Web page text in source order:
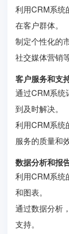
利用CRM系统
在客户群体。
制定个性化的
社交媒体营销
客户服务和支
通过CRM系统
到及时解决。
利用CRM系统
服务的质量和
数据分析和报
利用CRM系统
和图表。
通过数据分析
支持。